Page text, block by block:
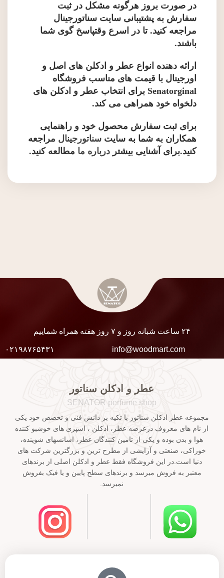
در صورت بروز هرگونه مشکل در ثبت
سفارش به پشتیبانی سایت سناتورجینال
مراجعه کنید. تا در اسرع وقتپاسخ گوی شما
باشند.
ارائه دهنده انواع عطر و ادکلن های اصل و
اورجینال با قیمت های مناسب فروشگاه
Senatorginal برای انتخاب عطر و ادکلن های
دلخواه خود همراهی می کند.
برای ثبت سفارش محصول خود و راهنمایی
همکاران به شما به سایت سناتورجینال مراجعه
کنید.برای آشنایی بیشتر درباره ما مطالعه کنید.
۲۴ ساعت شبانه روز و ۷ روز هفته همراه شماییم
info@woodmart.com ۰۲۱۹۸۷۶۵۴۳۱
عطر و ادکلن سناتور
SENATOR perfume shop
مجموعه عطر ادکلن سناتور با تکیه بر دانش فنی و تخصص خود یکی
از نام های معروف درعرضه عطر، ادکلن ، اسپری های خوشبو کننده
هوا و بدن بوده و یکی از تامین کنندگان عطر، اسانسهای شوینده،
خوراکی، صنعتی و آرایشی از مطرح ترین و بزرگترین شرکت های
دنیا است.در این فروشگاه فقط عطر و ادکلن اصلی از برندهای
معتبر به فروش میرسد و برندهای سطح پایین و یا فیک بفروش
نمیرسد.